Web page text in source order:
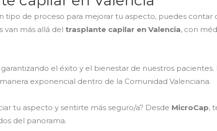
tipo de proceso para mejorar tu aspecto, puedes contar
van más allá del trasplante capilar en Valencia, con
el éxito y el bienestar de nuestros
exponencial dentro de la Comunidad Valenciana.
tu aspecto y sentirte más seguro/a? Desde MicroCap,
del panorama.